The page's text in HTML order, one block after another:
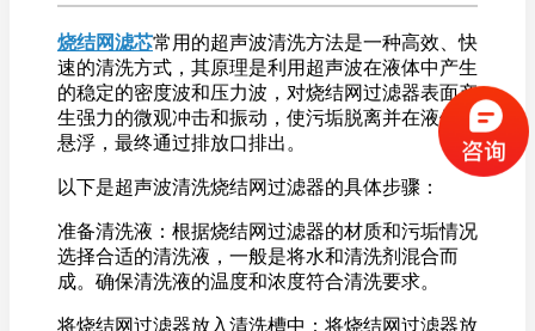
烧结网滤芯常用的超声波清洗方法是一种高效、快
速的清洗方式，其原理是利用超声波在液体中产生
的稳定的密度波和压力波，对烧结网过滤器表面产
生强力的微观冲击和振动，使污垢脱离并在液体中
悬浮，最终通过排放口排出。
以下是超声波清洗烧结网过滤器的具体步骤：
准备清洗液：根据烧结网过滤器的材质和污垢情况
选择合适的清洗液，一般是将水和清洗剂混合而
成。确保清洗液的温度和浓度符合清洗要求。
将烧结网过滤器放入清洗槽中：将烧结网过滤器放